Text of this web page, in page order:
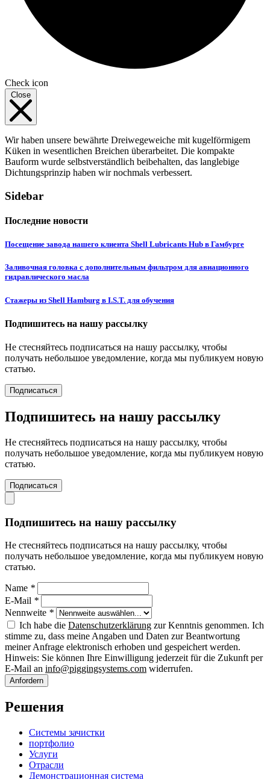
Check icon
Close
Wir haben unsere bewährte Dreiwegeweiche mit kugelförmigem
Küken in wesentlichen Breichen überarbeitet. Die kompakte
Bauform wurde selbstverständlich beibehalten, das langlebige
Dichtungsprinzip haben wir nochmals verbessert.
Sidebar
Последние новости
Посещение завода нашего клиента Shell Lubricants Hub в Гамбурге
Заливочная головка с дополнительным фильтром для авиационного
гидравлического масла
Стажеры из Shell Hamburg в I.S.T. для обучения
Подпишитесь на нашу рассылку
Не стесняйтесь подписаться на нашу рассылку, чтобы
получать небольшое уведомление, когда мы публикуем новую
статью.
Подписаться
Подпишитесь на нашу рассылку
Не стесняйтесь подписаться на нашу рассылку, чтобы
получать небольшое уведомление, когда мы публикуем новую
статью.
Подписаться
Подпишитесь на нашу рассылку
Не стесняйтесь подписаться на нашу рассылку, чтобы
получать небольшое уведомление, когда мы публикуем новую
статью.
Name *
E-Mail *
Nennweite *
Ich habe die Datenschutzerklärung zur Kenntnis genommen. Ich
stimme zu, dass meine Angaben und Daten zur Beantwortung
meiner Anfrage elektronisch erhoben und gespeichert werden.
Hinweis: Sie können Ihre Einwilligung jederzeit für die Zukunft per
E-Mail an info@piggingsystems.com widerrufen.
Anfordern
Решения
Системы зачистки
портфолио
Услуги
Отрасли
Демонстрационная система